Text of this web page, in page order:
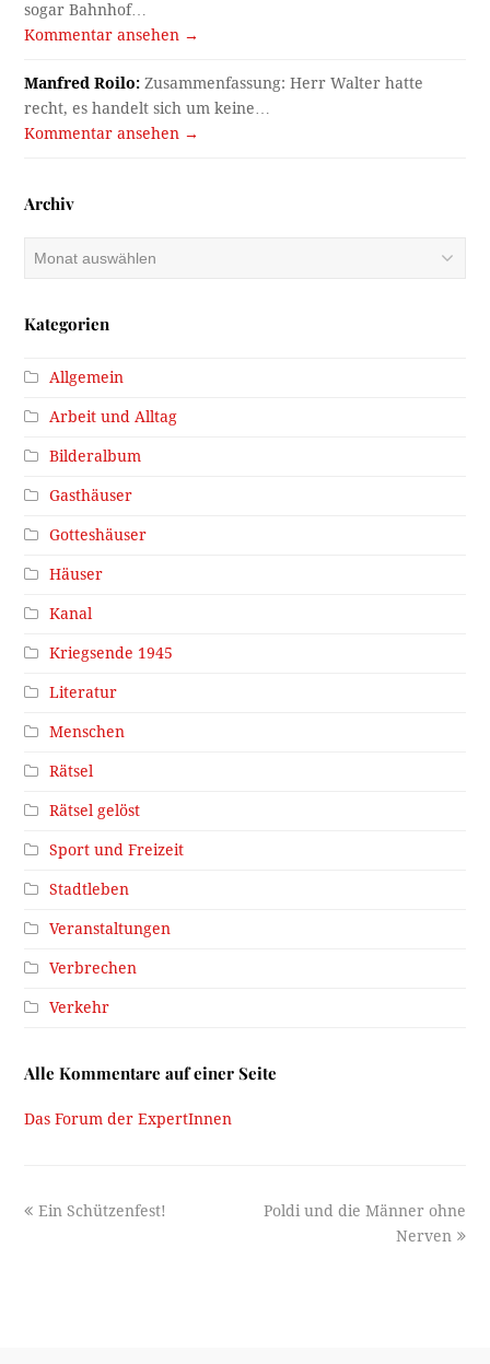
sogar Bahnhof…
Kommentar ansehen →
Manfred Roilo: Zusammenfassung: Herr Walter hatte
recht, es handelt sich um keine…
Kommentar ansehen →
Archiv
Archiv
Kategorien
Allgemein
Arbeit und Alltag
Bilderalbum
Gasthäuser
Gotteshäuser
Häuser
Kanal
Kriegsende 1945
Literatur
Menschen
Rätsel
Rätsel gelöst
Sport und Freizeit
Stadtleben
Veranstaltungen
Verbrechen
Verkehr
Alle Kommentare auf einer Seite
Das Forum der ExpertInnen
previous
Ein Schützenfest!
next
Poldi und die Männer ohne
Nerven